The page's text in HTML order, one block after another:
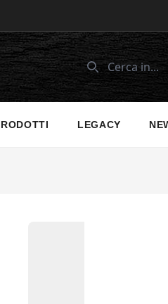
LEGACY